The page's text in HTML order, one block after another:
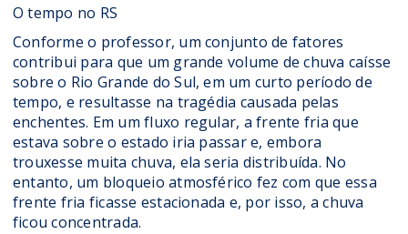
O tempo no RS
Conforme o professor, um conjunto de fatores
contribui para que um grande volume de chuva caísse
sobre o Rio Grande do Sul, em um curto período de
tempo, e resultasse na tragédia causada pelas
enchentes. Em um fluxo regular, a frente fria que
estava sobre o estado iria passar e, embora
trouxesse muita chuva, ela seria distribuída. No
entanto, um bloqueio atmosférico fez com que essa
frente fria ficasse estacionada e, por isso, a chuva
ficou concentrada.